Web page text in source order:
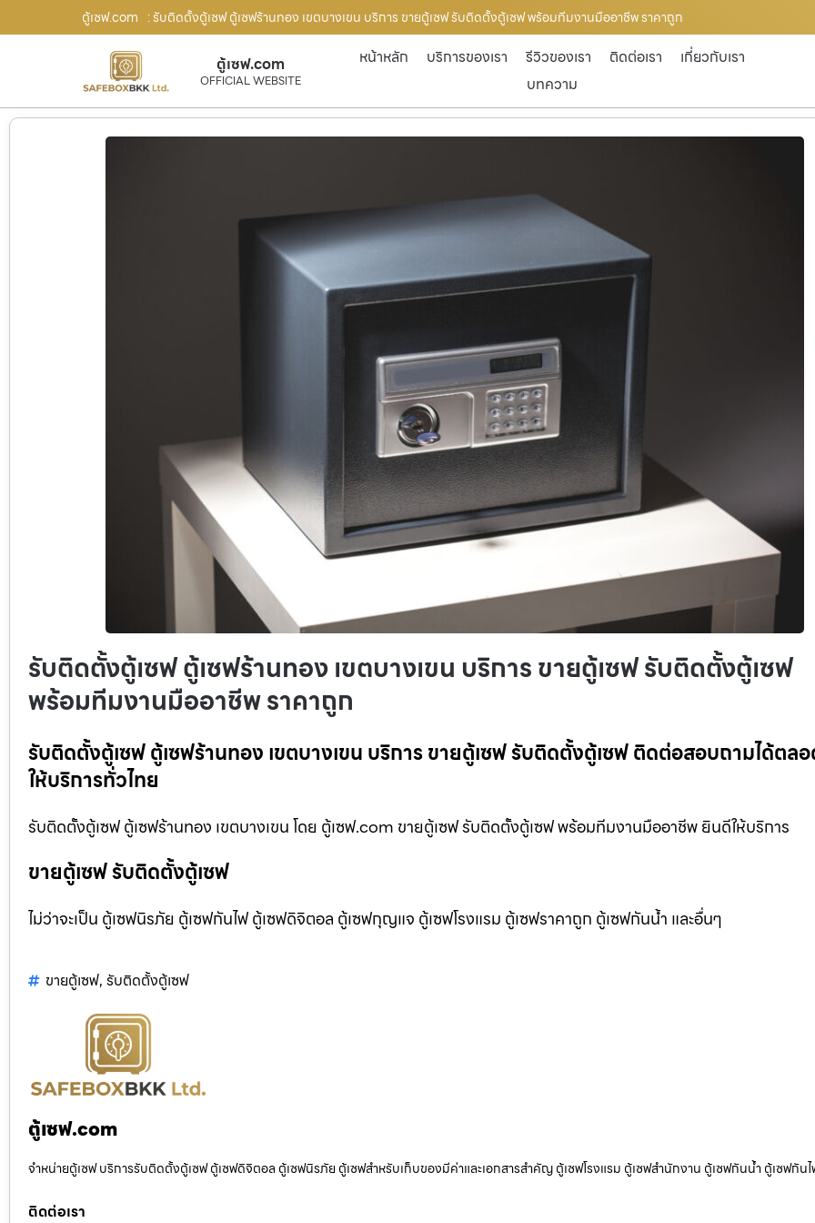
ตู้เซฟ.com : รับติดตั้งตู้เซฟ ตู้เซฟร้านทอง เขตบางเขน บริการ ขายตู้เซฟ รับติดตั้งตู้เซฟ พร้อมทีมงานมืออาชีพ ราคาถูก
ตู้เซฟ.com
OFFICIAL WEBSITE
หน้าหลัก บริการของเรา รีวิวของเรา ติดต่อเรา
เกี่ยวกับเรา
บทความ
รับติดตั้งตู้เซฟ ตู้เซฟร้านทอง เขตบางเขน บริการ ขายตู้เซฟ รับติดตั้งตู้เซฟ
พร้อมทีมงานมืออาชีพ ราคาถูก
รับติดตั้งตู้เซฟ ตู้เซฟร้านทอง เขตบางเขน บริการ ขายตู้เซฟ รับติดตั้งตู้เซฟ ติดต่อสอบถามได้ตล
ให้บริการทั่วไทย
รับติดตั้งตู้เซฟ ตู้เซฟร้านทอง เขตบางเขน โดย ตู้เซฟ.com ขายตู้เซฟ รับติดตั้งตู้เซฟ พร้อมทีมงานมืออาชีพ ยินดีให้บริการ
ขายตู้เซฟ รับติดตั้งตู้เซฟ
ไม่ว่าจะเป็น ตู้เซฟนิรภัย ตู้เซฟกันไฟ ตู้เซฟดิจิตอล ตู้เซฟกุญแจ ตู้เซฟโรงแรม ตู้เซฟราคาถูก ตู้เซฟกันน้ำ และอื่นๆ
ขายตู้เซฟ, รับติดตั้งตู้เซฟ
ตู้เซฟ.com
จำหน่ายตู้เซฟ บริการรับติดตั้งตู้เซฟ ตู้เซฟดิจิตอล ตู้เซฟนิรภัย ตู้เซฟสำหรับเก็บของมีค่าและเอกสารสำคัญ ตู้เซฟโรงแรม ตู้เซฟสำนักงาน ตู้เซฟกันน้ำ ตู้เซฟกัน
ติดต่อเรา